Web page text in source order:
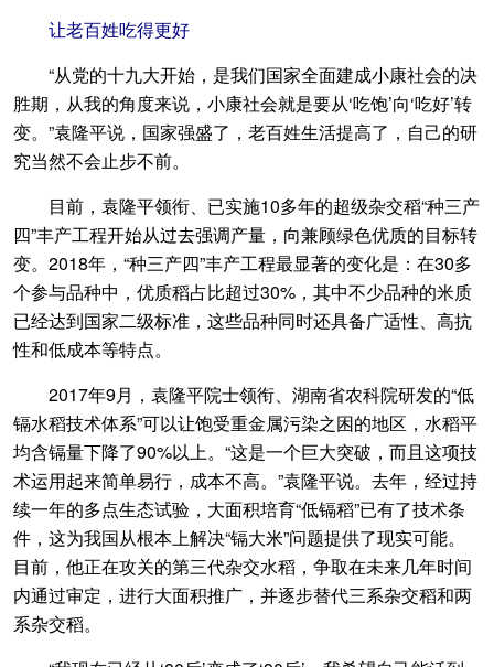
让老百姓吃得更好
“从党的十九大开始，是我们国家全面建成小康社会的决
胜期，从我的角度来说，小康社会就是要从‘吃饱’向‘吃好’转
变。”袁隆平说，国家强盛了，老百姓生活提高了，自己的研
究当然不会止步不前。
目前，袁隆平领衔、已实施10多年的超级杂交稻“种三产
四”丰产工程开始从过去强调产量，向兼顾绿色优质的目标转
变。2018年，“种三产四”丰产工程最显著的变化是：在30多
个参与品种中，优质稻占比超过30%，其中不少品种的米质
已经达到国家二级标准，这些品种同时还具备广适性、高抗
性和低成本等特点。
2017年9月，袁隆平院士领衔、湖南省农科院研发的“低
镉水稻技术体系”可以让饱受重金属污染之困的地区，水稻平
均含镉量下降了90%以上。“这是一个巨大突破，而且这项技
术运用起来简单易行，成本不高。”袁隆平说。去年，经过持
续一年的多点生态试验，大面积培育“低镉稻”已有了技术条
件，这为我国从根本上解决“镉大米”问题提供了现实可能。
目前，他正在攻关的第三代杂交水稻，争取在未来几年时间
内通过审定，进行大面积推广，并逐步替代三系杂交稻和两
系杂交稻。